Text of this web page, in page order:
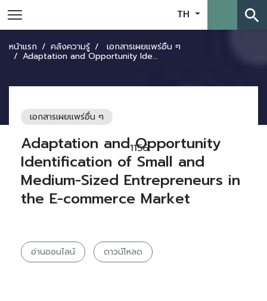
TH search
หน้าแรก คลังความรู้ เอกสารเผยแพร่อื่น ๆ
Adaptation and Opportunity Identification of Small and Medium-Sized Entrepreneurs in the E-commerce Market
เอกสารเผยแพร่อื่น ๆ
1156
Adaptation and Opportunity
Identification of Small and
Medium-Sized Entrepreneurs in
the E-commerce Market
อ่านออนไลน์ ดาวน์โหลด